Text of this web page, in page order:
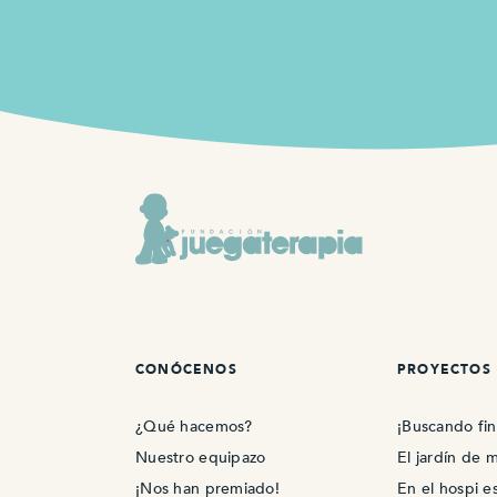
CONÓCENOS
¿Qué hacemos?
Nuestro equipazo
¡Nos han premiado!
PROYECTOS
¡Buscando
El jardín de
En el hospi